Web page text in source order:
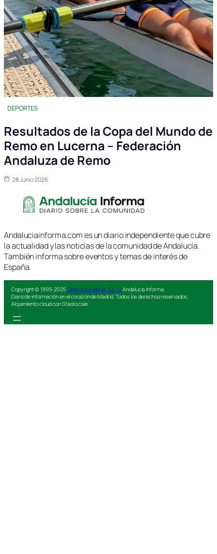
DEPORTES
Resultados de la Copa del Mundo de
Remo en Lucerna – Federación
Andaluza de Remo
28 Junio 2026
Andaluciainforma.com es un diario independiente que cubre
la actualidad y las noticias de la comunidad de Andalucía.
También informa sobre eventos y temas de interés de
España.
Copyright © 1995-2025Colorvivo Internet S.L.U. Andalucía Informa.
Diario de información en el corazón de Madrid. Todos los derechos reservados.
Alojamiento cloud con Stackscale.